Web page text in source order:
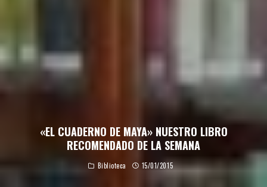
«EL CUADERNO DE MAYA» NUESTRO LIBRO
RECOMENDADO DE LA SEMANA
Biblioteca 15/01/2015